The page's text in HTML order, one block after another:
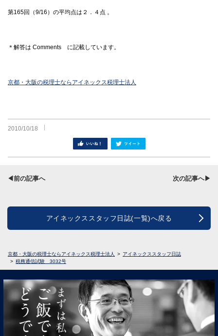
第165回（9/16）の平均点は２．４点 。
＊解答は Comments に記載しています。
京都・大阪の税理士ならアイネックス税理士法人
2010/10/18
シェア
◀前の記事へ 次の記事へ▶
アイネックススタッフ日誌(一覧)へ戻る
京都・大阪の税理士ならアイネックス税理士法人
アイネックススタッフ日誌
税務通信試験 3032号